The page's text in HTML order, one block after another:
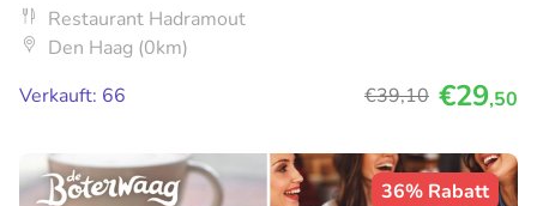
Restaurant Hadramout
Den Haag (0km)
Verkauft: 66
€39,10 €29,50
36% Rabatt